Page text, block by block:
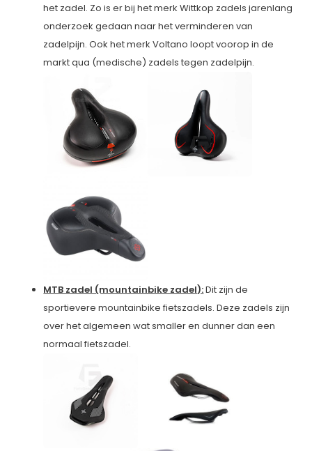
het zadel. Zo is er bij het merk Wittkop zadels jarenlang
onderzoek gedaan naar het verminderen van
zadelpijn. Ook het merk Voltano loopt voorop in de
markt qua (medische) zadels tegen zadelpijn.
MTB zadel (mountainbike zadel):Dit zijn de
sportievere mountainbike fietszadels. Deze zadels zijn
over het algemeen wat smaller en dunner dan een
normaal fietszadel.